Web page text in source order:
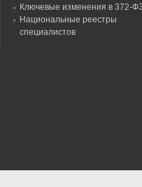
Ключевые изменения в 372-
Национальные реестры
специалистов